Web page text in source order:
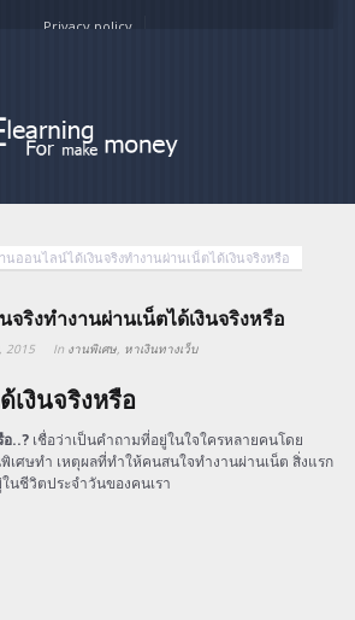
Privacy policy
นออนไลน์ได้เงินจริงทำงานผ่านเน็ตได้เงินจริงหรือ
ริงทำงานผ่านเน็ตได้เงินจริงหรือ
2015 In งานพิเศษ, หาเงินทางเว็บ
เงินจริงหรือ
อ..? เชื่อว่าเป็นคำถามที่อยู่ในใจใครหลายคนโดย
เศษทำ เหตุผลที่ทำให้คนสนใจทำงานผ่านเน็ต สิ่งแรก
นชีวิตประจำวันของคนเรา